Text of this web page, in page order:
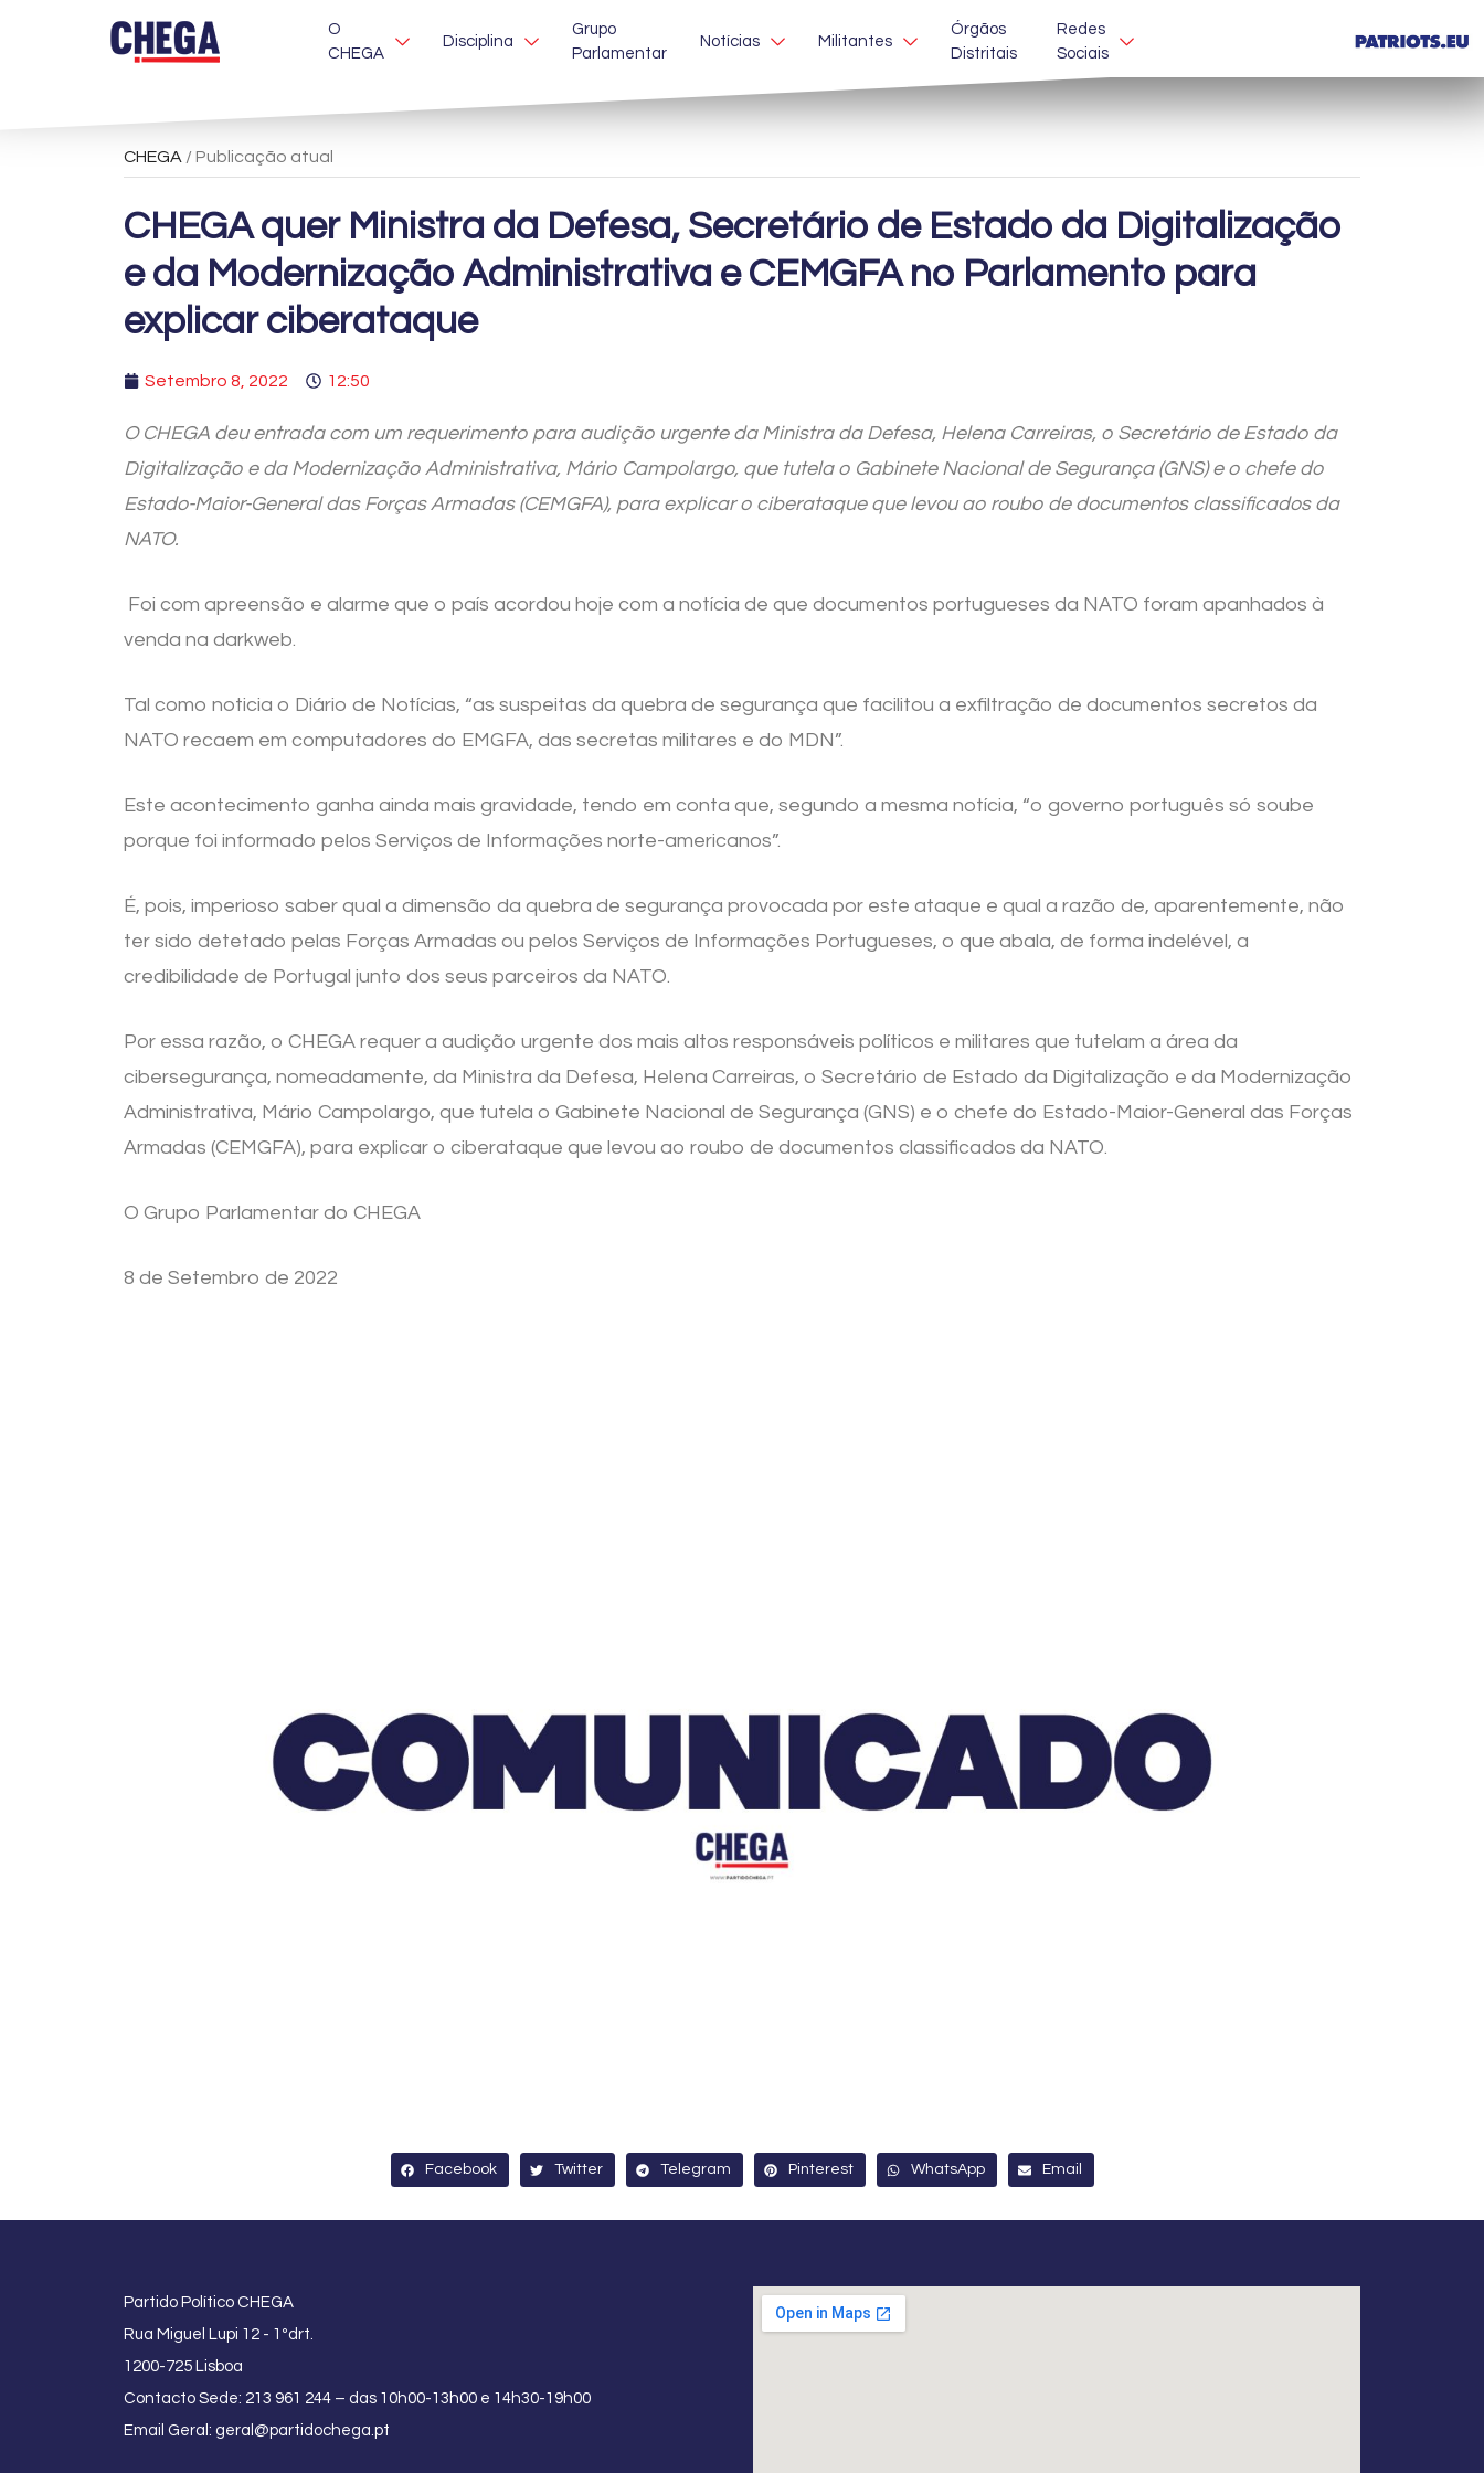
O
CHEGA
Disciplina
Grupo
Parlamentar
Notícias Militantes
Órgãos
Distritais
Redes
Sociais
CHEGA / Publicação atual
CHEGA quer Ministra da Defesa, Secretário de Estado da Digitalização
e da Modernização Administrativa e CEMGFA no Parlamento para
explicar ciberataque
Setembro 8, 2022 12:50
O CHEGA deu entrada com um requerimento para audição urgente da Ministra da Defesa, Helena Carreiras, o Secretário de Estado da
Digitalização e da Modernização Administrativa, Mário Campolargo, que tutela o Gabinete Nacional de Segurança (GNS)e o chefe do
Estado-Maior-General das Forças Armadas (CEMGFA), para explicar o ciberataque que levou ao roubo de documentos classificados da
NATO.
Foi com apreensão e alarme que o país acordou hoje com a notícia de que documentos portugueses da NATO foram apanhados à
venda na darkweb.
Tal como noticia o Diário de Notícias, “as suspeitas da quebra de segurança que facilitou a exfiltração de documentos secretos da
NATO recaem em computadores do EMGFA, das secretas militares e do MDN”.
Este acontecimento ganha ainda mais gravidade, tendo em conta que, segundo a mesma notícia, “o governo português só soube
porque foi informado pelos Serviços de Informações norte-americanos”.
É, pois, imperioso saber qual a dimensão da quebra de segurança provocada por este ataque e qual a razão de, aparentemente, não
ter sido detetado pelas Forças Armadas ou pelos Serviços de Informações Portugueses, o que abala, de forma indelével, a
credibilidade de Portugal junto dos seus parceiros da NATO.
Por essa razão, o CHEGA requer a audição urgente dos mais altos responsáveis políticos e militares que tutelam a área da
cibersegurança, nomeadamente, da Ministra da Defesa, ​​​​​​​​​​​​​Helena ​Carreiras, o Secretário de Estado da Digitalização e da Modernização
Administrativa, Mário Campolargo, que tutela o Gabinete Nacional de Segurança (GNS) e o chefe do Estado-Maior-General das Forças
Armadas (CEMGFA), para explicar o ciberataque que levou ao roubo de documentos classificados da NATO.
O Grupo Parlamentar do CHEGA
8 de Setembro de 2022
Facebook Twitter Telegram Pinterest WhatsApp Email
Partido Político CHEGA
Rua Miguel Lupi 12 - 1ºdrt.
1200-725 Lisboa
Contacto Sede: 213 961 244 – das 10h00-13h00 e 14h30-19h00
Email Geral: geral@partidochega.pt